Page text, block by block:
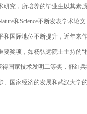
究，所培养的毕业生以其
和Science不断发表学术
际地位不断提升，近年来
奖项，如杨弘远院士主持的
国家技术发明二等奖，舒红
国家经济的发展和武汉大学